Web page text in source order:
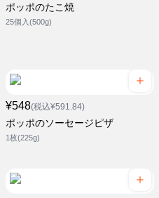
ポッポのたこ焼
25個入(500g)
¥548(税込¥591.84)
ポッポのソーセージピザ
1枚(225g)